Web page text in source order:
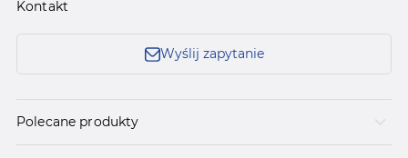
Kontakt
Wyślij zapytanie
Polecane produkty